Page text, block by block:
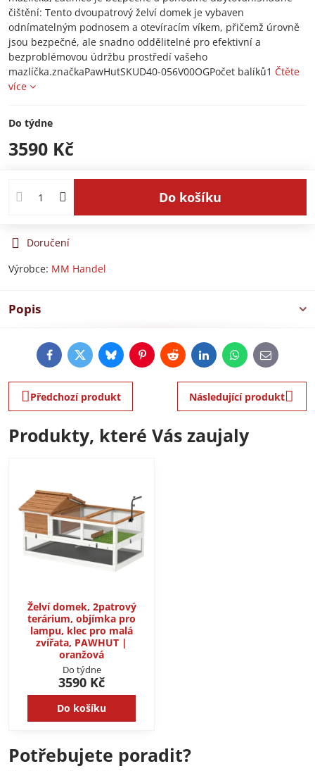
čištění: Tento dvoupatrový želví domek je vybaven
odnímatelným podnosem a otevíracím víkem, přičemž úrovně
jsou bezpečné, ale snadno oddělitelné pro efektivní a
bezproblémovou údržbu prostředí vašeho
mazlíčka.značkaPawHutSKUD40-056V00OGPočet balíků1 Čtěte
více
Do týdne
3590 Kč
Do košíku
Doručení
Výrobce: MM Handel
Popis
FacebookTwitterBlueskyPinterestRedditLinkedInWhatsApp
E-
mail
Předchozí produkt Následující produkt
Produkty, které Vás zaujaly
Želví domek, 2patrový
terárium, objímka pro
lampu, klec pro malá
zvířata, PAWHUT |
oranžová
Do týdne
3590 Kč
Do košíku
Potřebujete poradit?